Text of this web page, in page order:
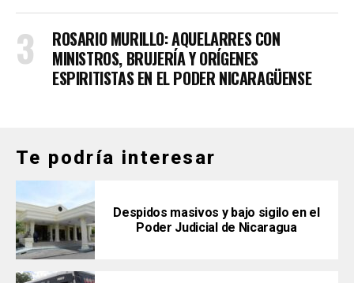
ROSARIO MURILLO: AQUELARRES CON
MINISTROS, BRUJERÍA Y ORÍGENES
ESPIRITISTAS EN EL PODER NICARAGÜENSE
Te podría interesar
Despidos masivos y bajo sigilo en el
Poder Judicial de Nicaragua